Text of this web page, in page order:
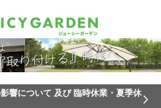
響について 及び 臨時休業・夏季休